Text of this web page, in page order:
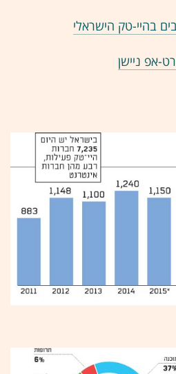
בהיי-טק הישראלי
אפ ניישן